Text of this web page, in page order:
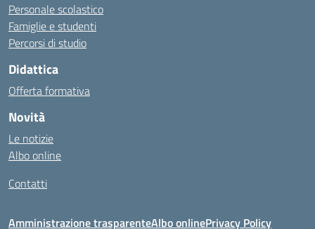
Personale scolastico
Famiglie e studenti
Percorsi di studio
Didattica
Offerta formativa
Novità
Le notizie
Albo online
Contatti
Amministrazione trasparenteAlbo onlinePrivacy Policy